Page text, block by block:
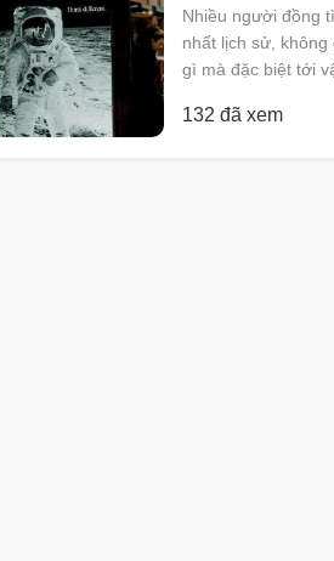
Nhiều người đồng
nhất lịch sử, không
gì mà đặc biệt tới
132 đã xem